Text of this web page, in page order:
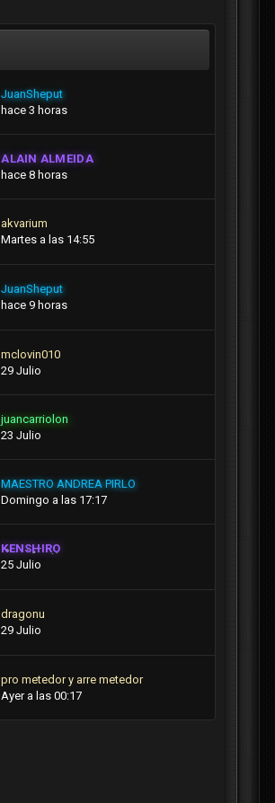
JuanSheput
hace 3 horas
ALAIN ALMEIDA
hace 8 horas
akvarium
Martes a las 14:55
JuanSheput
hace 9 horas
mclovin010
29 Julio
juancarriolon
23 Julio
MAESTRO ANDREA PIRLO
Domingo a las 17:17
KENSHIRO
25 Julio
dragonu
29 Julio
pro metedor y arre metedor
Ayer a las 00:17